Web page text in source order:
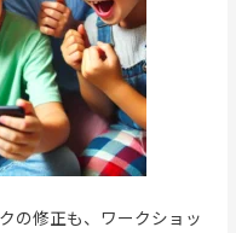
の修正も、ワークショッ